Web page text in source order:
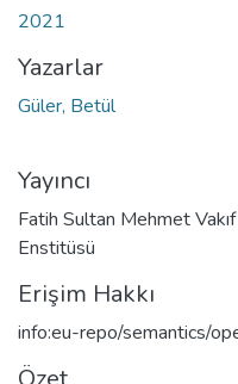
2021
Yazarlar
Güler, Betül
Yayıncı
Fatih Sultan Mehmet
Enstitüsü
Erişim Hakkı
info:eu-repo/semantics/